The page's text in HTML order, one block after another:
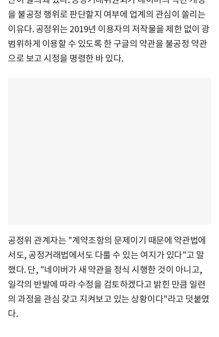
을 불공정 행위로 판단할지 여부에 업계의 관심이 쏠리는
이유다. 공정위는 2019년 이용자의 저작물을 제한 없이 광
범위하게 이용할 수 있도록 한 구글의 약관을 불공정 약관
으로 보고 시정을 명령한 바 있다.
공정위 관계자는 "계약조항의 문제이기 때문에 약관법에
서도, 공정거래법에서도 다룰 수 있는 여지가 있다"고 말
했다. 단, "네이버가 새 약관을 정식 시행한 것이 아니고,
일각의 반발에 따라 수정을 검토하겠다고 밝힌 만큼 일련
의 과정을 관심 갖고 지켜보고 있는 상황이다"라고 덧붙였
다.